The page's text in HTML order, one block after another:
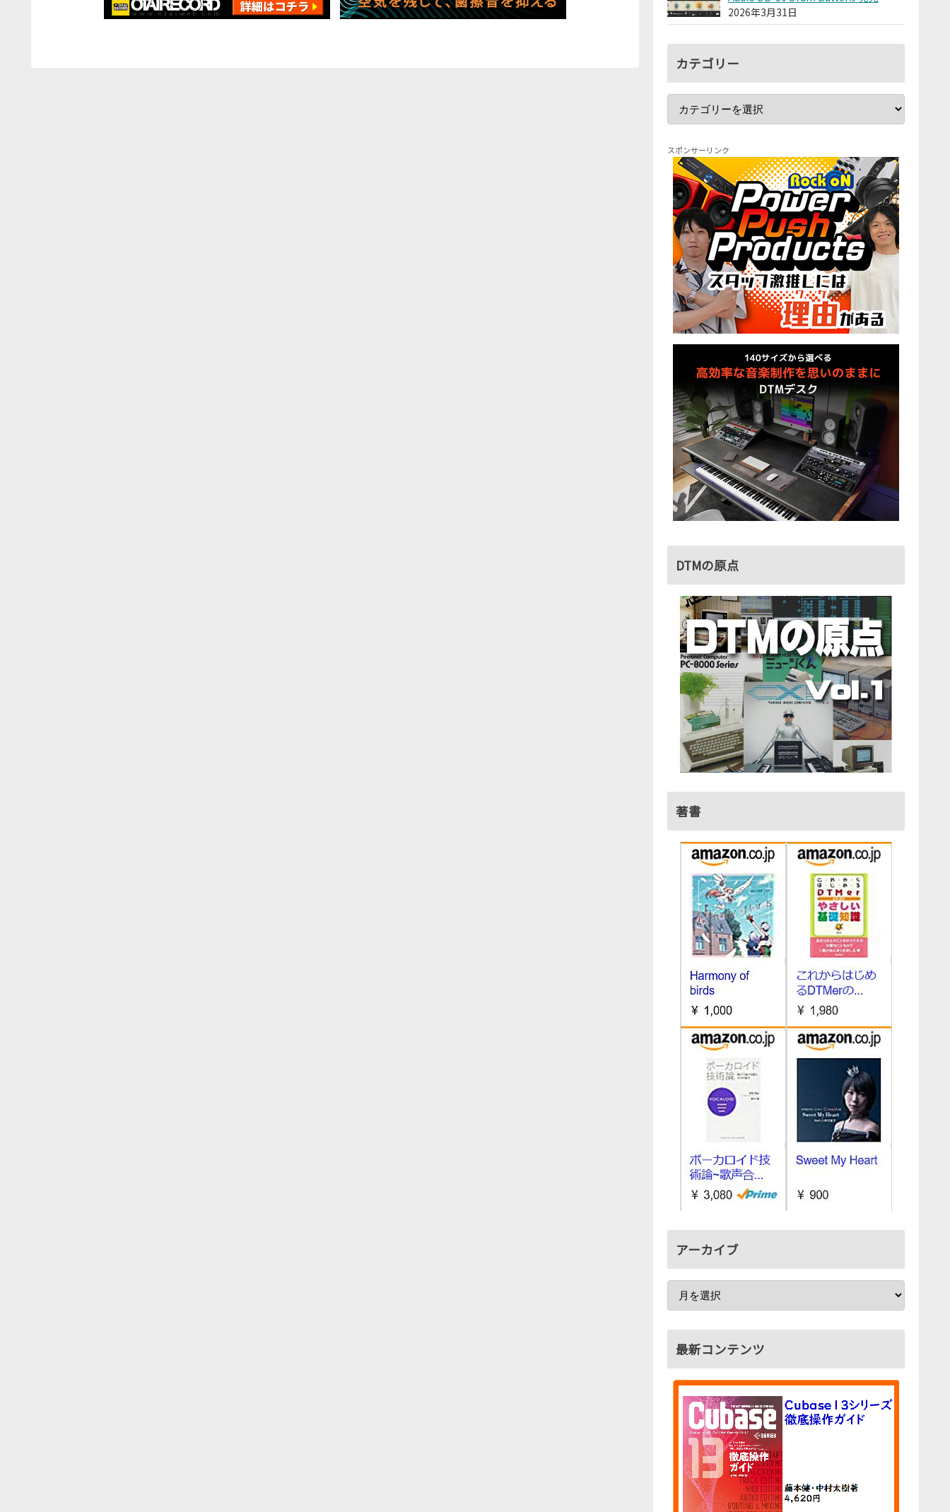
2026年3月31日
カテゴリー
スポンサーリンク
DTMの原点
著書
アーカイブ
最新コンテンツ